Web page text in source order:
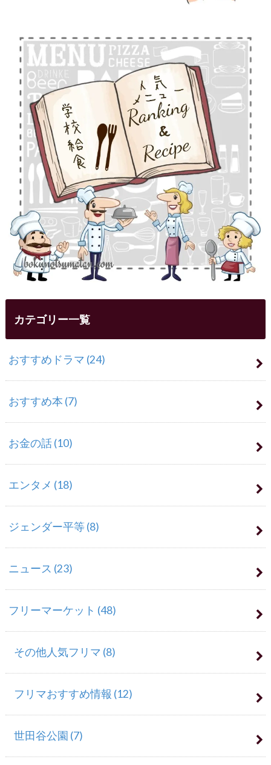
カテゴリー一覧
おすすめドラマ (24)
おすすめ本 (7)
お金の話(10)
エンタメ (18)
ジェンダー平等(8)
ニュース (23)
フリーマーケット (48)
その他人気フリマ (8)
フリマおすすめ情報 (12)
世田谷公園 (7)